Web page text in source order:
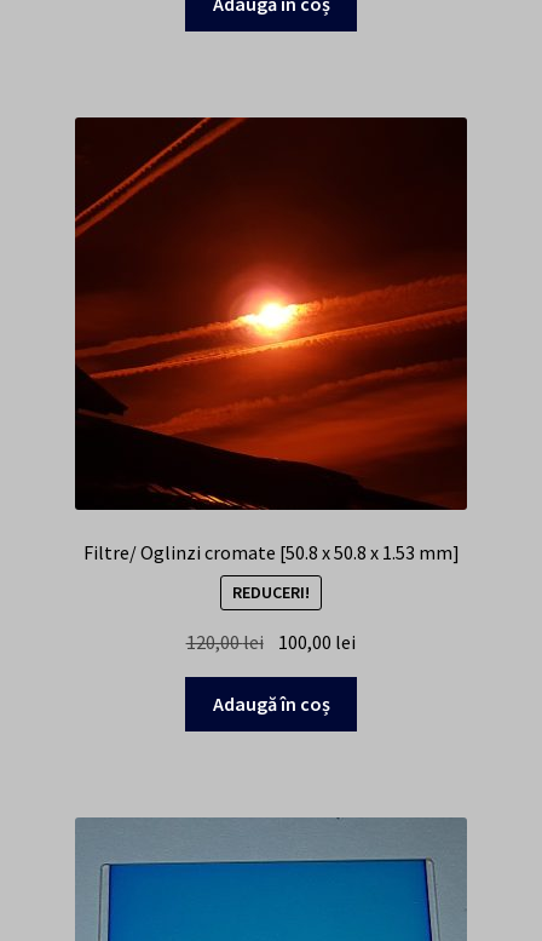
Filtre/ Oglinzi cromate [50.8 x 50.8 x 1.53 mm]
REDUCERI!
120,00lei Prețul
inițial
a
fost:
100,00 lei
curent
100,00 lei.
Adaugă în coș